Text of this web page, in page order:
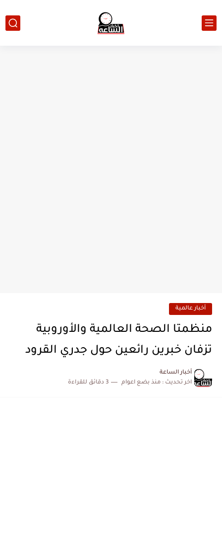
أخبار عالمية
منظمتا الصحة العالمية والأوروبية
تزفان خبرين رائعين حول جدري القرود
أخبار الساعة
اخر تحديث : منذ بضع اعوام 3 دقائق للقراءة